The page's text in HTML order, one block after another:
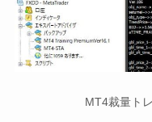
MT4裁量ト